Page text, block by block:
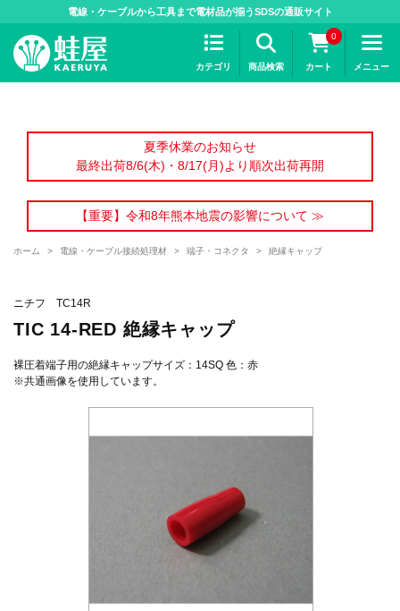
電線・ケーブルから工具まで電材品が揃うSDSの通販サイト
カテゴリ 商品検索
0
カート メニュー
夏季休業のお知らせ
最終出荷8/6(木)・8/17(月)より順次出荷再開
【重要】令和8年熊本地震の影響について ≫
ホーム > 電線・ケーブル接続処理材 > 端子・コネクタ > 絶縁キャップ
ニチフ TC14R
TIC 14-RED 絶縁キャップ
裸圧着端子用の絶縁キャップサイズ：14SQ 色：赤
※共通画像を使用しています。